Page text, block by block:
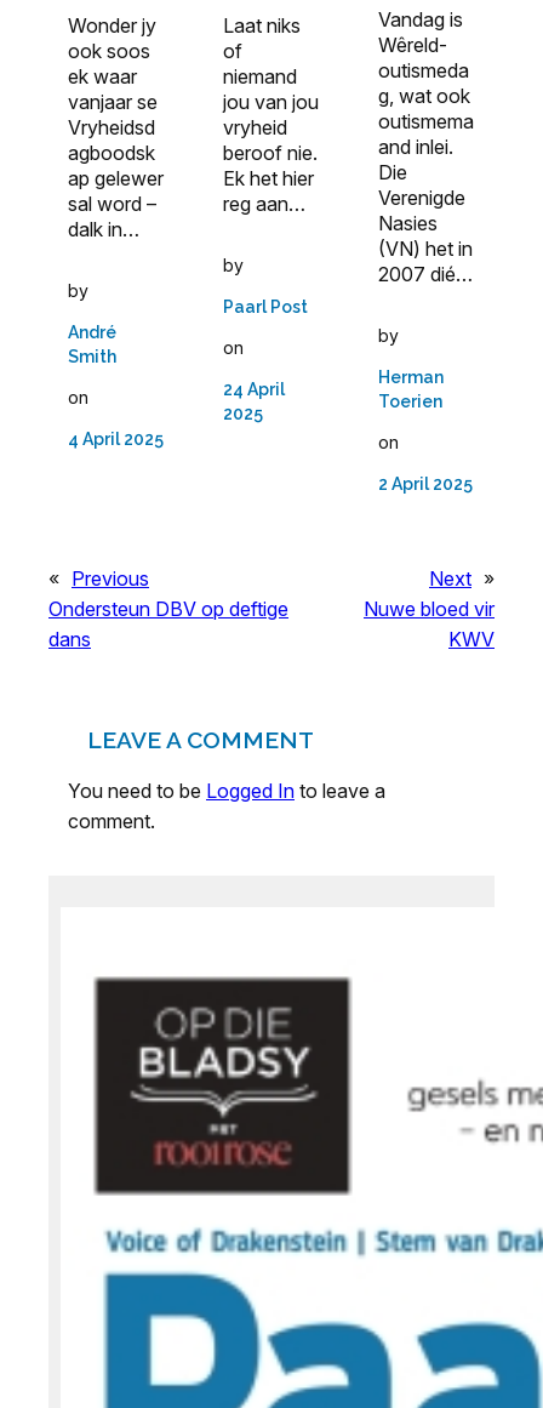
Wonder jy
ook soos
ek waar
vanjaar se
Vryheidsd
agboodsk
ap gelewer
sal word –
dalk in…
by
André
Smith
on
4 April 2025
Laat niks
of
niemand
jou van jou
vryheid
beroof nie.
Ek het hier
reg aan…
by
Paarl Post
on
24 April
2025
Vandag is
Wêreld-
outismeda
g, wat ook
outismema
and inlei.
Die
Verenigde
Nasies
(VN) het in
2007 dié…
by
Herman
Toerien
on
2 April 2025
« Previous
Ondersteun DBV op deftige
dans
Next »
Nuwe bloed vir
KWV
LEAVE A COMMENT
You need to be Logged In to leave a
comment.